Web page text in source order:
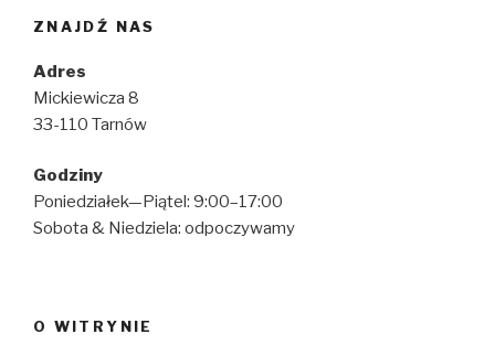
ZNAJDŹ NAS
Adres
Mickiewicza 8
33-110 Tarnów
Godziny
Poniedziałek—Piątel: 9:00–17:00
Sobota & Niedziela: odpoczywamy
O WITRYNIE